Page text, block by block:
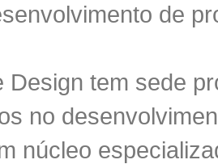
de
Design tem sede
no
núcleo